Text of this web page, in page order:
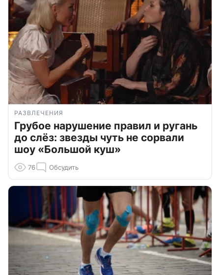
РАЗВЛЕЧЕНИЯ
Грубое нарушение правил и ругань
до слёз: звезды чуть не сорвали
шоу «Большой куш»
76 Обсудить